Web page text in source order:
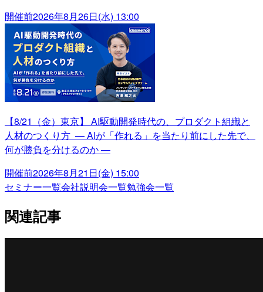
開催前2026年8月26日(水) 13:00
【8/21（金）東京】 AI駆動開発時代の、プロダクト組織と
人材のつくり方 ― AIが「作れる」を当たり前にした先で、
何が勝負を分けるのか ―
開催前2026年8月21日(金) 15:00
セミナー一覧会社説明会一覧勉強会一覧
関連記事